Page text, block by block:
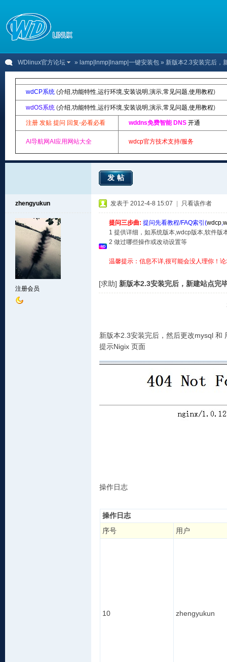
WDlinux官方论坛 » lamp|lnmp|lnamp|一键安装包 » 新版本2.3安装完后，
wdCP系统 (介绍,功能特性,运行环境,安装说明 ,演示,常见问题,使用教程)
wdOS系统 (介绍,功能特性,运行环境,安装说明 ,演示,常见问题,使用教程)
注册 发贴 提问 回复-必看必看 wddns免费智能 DNS 开通
AI导航网AI应用网站大全 wdcp官方技术支持/服务
发帖
zhengyukun
注册会员
发表于 2012-4-8 15:07 只看该作者
提问三步曲: 提问先看教程/FAQ索引(wdcp,
1 提供详细，如系统版本,wdcp版本,软件版
2 做过哪些操作或改动设置等
温馨提示：信息不详,很可能会没人理你！
[求助] 新版本2.3安装完后，新建站点完
新版本2.3安装完后，然后更改mysql 和
提示Nigix 页面
操作日志
操作日志
序号
用户
10 zhengyukun